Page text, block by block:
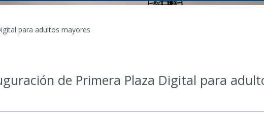
para adultos mayores
de Primera Plaza Digital para